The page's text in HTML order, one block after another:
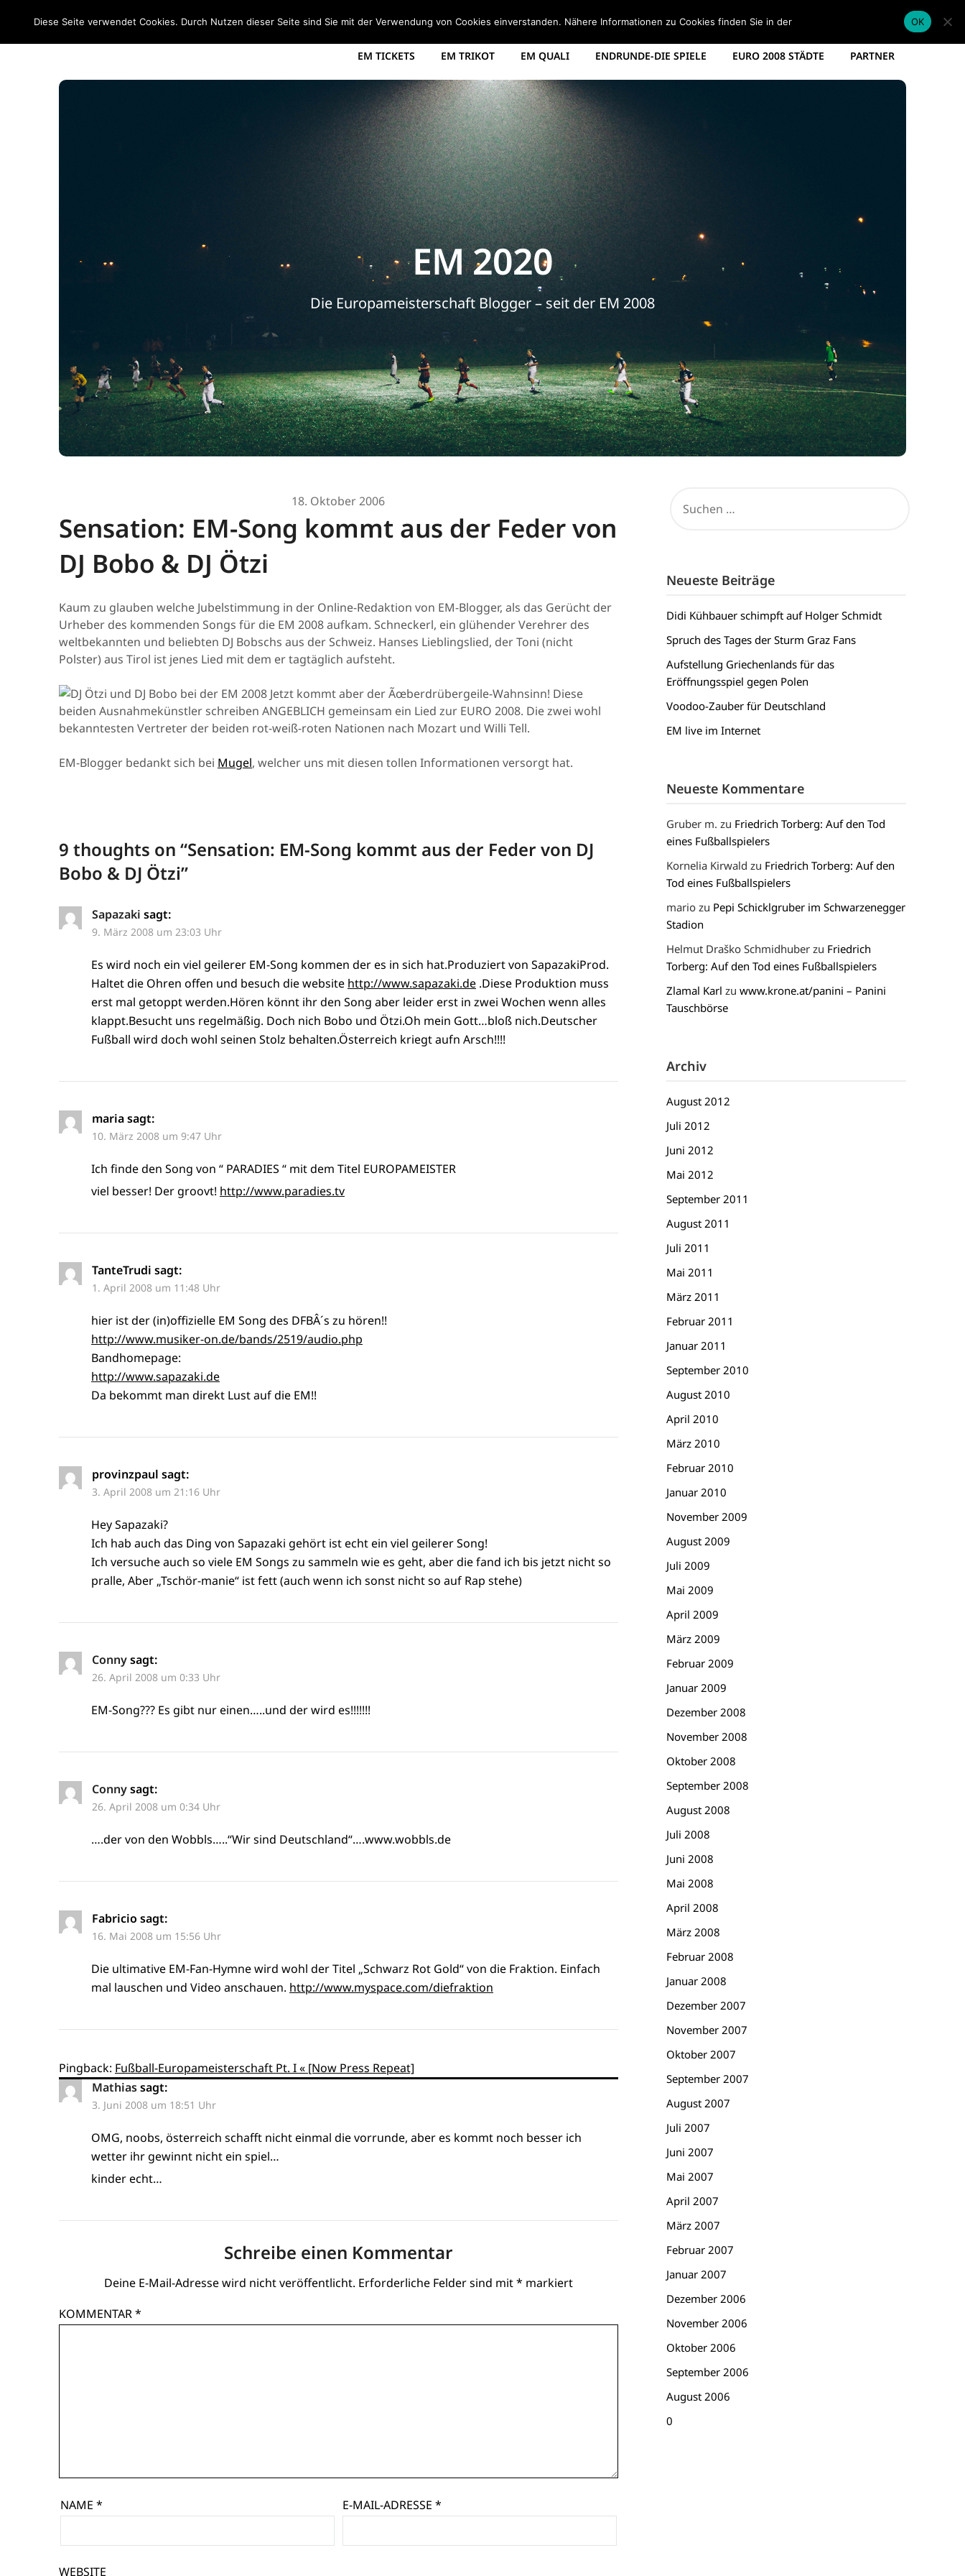
EM 2020 STARTSEITE EM 2008 TABELLE EM 2012 GRUPPEN EM KADER DEUTSCHLAND
EM TICKETS EM TRIKOT EM QUALI ENDRUNDE-DIE SPIELE EURO 2008 STÄDTE PARTNER
EM 2020
Die Europameisterschaft Blogger – seit der EM 2008
18. Oktober 2006
Sensation: EM-Song kommt aus der Feder von
DJ Bobo & DJ Ötzi
Kaum zu glauben welche Jubelstimmung in der Online-Redaktion von EM-Blogger, als das Gerücht der
Urheber des kommenden Songs für die EM 2008 aufkam. Schneckerl, ein glühender Verehrer des
weltbekannten und beliebten DJ Bobschs aus der Schweiz. Hanses Lieblingslied, der Toni (nicht
Polster) aus Tirol ist jenes Lied mit dem er tagtäglich aufsteht.
Jetzt kommt aber der Ãœberdrübergeile-Wahnsinn! Diese
beiden Ausnahmekünstler schreiben ANGEBLICH gemeinsam ein Lied zur EURO 2008. Die zwei wohl
bekanntesten Vertreter der beiden rot-weiß-roten Nationen nach Mozart und Willi Tell.
EM-Blogger bedankt sich bei Mugel, welcher uns mit diesen tollen Informationen versorgt hat.
9 thoughts on “Sensation: EM-Song kommt aus der Feder von DJ
Bobo & DJ Ötzi”
Sapazaki sagt:
9. März 2008 um 23:03 Uhr
Es wird noch ein viel geilerer EM-Song kommen der es in sich hat.Produziert von SapazakiProd.
Haltet die Ohren offen und besuch die website http://www.sapazaki.de .Diese Produktion muss
erst mal getoppt werden.Hören könnt ihr den Song aber leider erst in zwei Wochen wenn alles
klappt.Besucht uns regelmäßig. Doch nich Bobo und Ötzi.Oh mein Gott…bloß nich.Deutscher
Fußball wird doch wohl seinen Stolz behalten.Österreich kriegt aufn Arsch!!!!
mariasagt:
10. März 2008 um 9:47 Uhr
Ich finde den Song von “ PARADIES “ mit dem Titel EUROPAMEISTER
viel besser! Der groovt! http://www.paradies.tv
TanteTrudi sagt:
1. April 2008 um 11:48 Uhr
hier ist der (in)offizielle EM Song des DFBÂ´s zu hören!!
http://www.musiker-on.de/bands/2519/audio.php
Bandhomepage:
http://www.sapazaki.de
Da bekommt man direkt Lust auf die EM!!
provinzpaul sagt:
3. April 2008 um 21:16 Uhr
Hey Sapazaki?
Ich hab auch das Ding von Sapazaki gehört ist echt ein viel geilerer Song!
Ich versuche auch so viele EM Songs zu sammeln wie es geht, aber die fand ich bis jetzt nicht so
pralle, Aber „Tschör-manie“ ist fett (auch wenn ich sonst nicht so auf Rap stehe)
Connysagt:
26. April 2008 um 0:33 Uhr
EM-Song??? Es gibt nur einen…..und der wird es!!!!!!!
Connysagt:
26. April 2008 um 0:34 Uhr
….der von den Wobbls…..“Wir sind Deutschland“….www.wobbls.de
Fabricio sagt:
16. Mai 2008 um 15:56 Uhr
Die ultimative EM-Fan-Hymne wird wohl der Titel „Schwarz Rot Gold“ von die Fraktion. Einfach
mal lauschen und Video anschauen. http://www.myspace.com/diefraktion
Pingback: Fußball-Europameisterschaft Pt. I « [Now Press Repeat]
Mathiassagt:
3. Juni 2008 um 18:51 Uhr
OMG, noobs, österreich schafft nicht einmal die vorrunde, aber es kommt noch besser ich
wetter ihr gewinnt nicht ein spiel…
kinder echt…
Schreibe einen Kommentar
Deine E-Mail-Adresse wird nicht veröffentlicht. Erforderliche Felder sind mit* markiert
KOMMENTAR*
NAME * E-MAIL-ADRESSE*
WEBSITE
NACH:
Neueste Beiträge
Didi Kühbauer schimpft auf Holger Schmidt
Spruch des Tages der Sturm Graz Fans
Aufstellung Griechenlands für das
Eröffnungsspiel gegen Polen
Voodoo-Zauber für Deutschland
EM live im Internet
Neueste Kommentare
Gruber m. zu Friedrich Torberg: Auf den Tod
eines Fußballspielers
Kornelia Kirwald zu Friedrich Torberg: Auf den
Tod eines Fußballspielers
mariozu Pepi Schicklgruber im Schwarzenegger
Stadion
Helmut Draško Schmidhuberzu Friedrich
Torberg: Auf den Tod eines Fußballspielers
Zlamal Karl zu www.krone.at/panini – Panini
Tauschbörse
Archiv
August 2012
Juli 2012
Juni 2012
Mai 2012
September 2011
August 2011
Juli 2011
Mai 2011
März 2011
Februar 2011
Januar 2011
September 2010
August 2010
April 2010
März 2010
Februar 2010
Januar 2010
November 2009
August 2009
Juli 2009
Mai 2009
April 2009
März 2009
Februar 2009
Januar 2009
Dezember 2008
November 2008
Oktober 2008
September 2008
August 2008
Juli 2008
Juni 2008
Mai 2008
April 2008
März 2008
Februar 2008
Januar 2008
Dezember 2007
November 2007
Oktober 2007
September 2007
August 2007
Juli 2007
Juni 2007
Mai 2007
April 2007
März 2007
Februar 2007
Januar 2007
Dezember 2006
November 2006
Oktober 2006
September 2006
August 2006
0
Diese Seite verwendet Cookies. Durch Nutzen dieser Seite sind Sie mit der Verwendung von Cookies einverstanden. Nähere Informationen zu Cookies finden Sie in der OK